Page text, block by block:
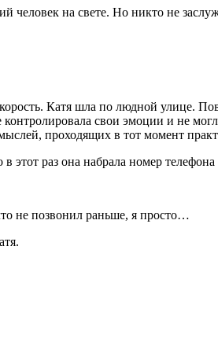
на свете. Но никто не
Катя шла по людной улице.
свои эмоции и не
проходящих в тот момент
этот раз она набрала номер
не позвонил раньше, я просто…